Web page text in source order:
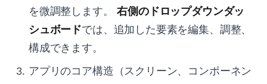
を微調整します。右側のドロップダウンダッ
シュボードでは、追加した要素を編集、調整、
構成できます。
アプリのコア構造（スクリーン、コンポーネン